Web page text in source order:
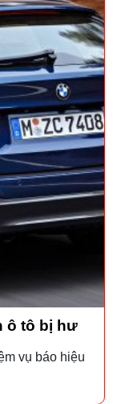
ô tô bị hư
vụ báo hiệu